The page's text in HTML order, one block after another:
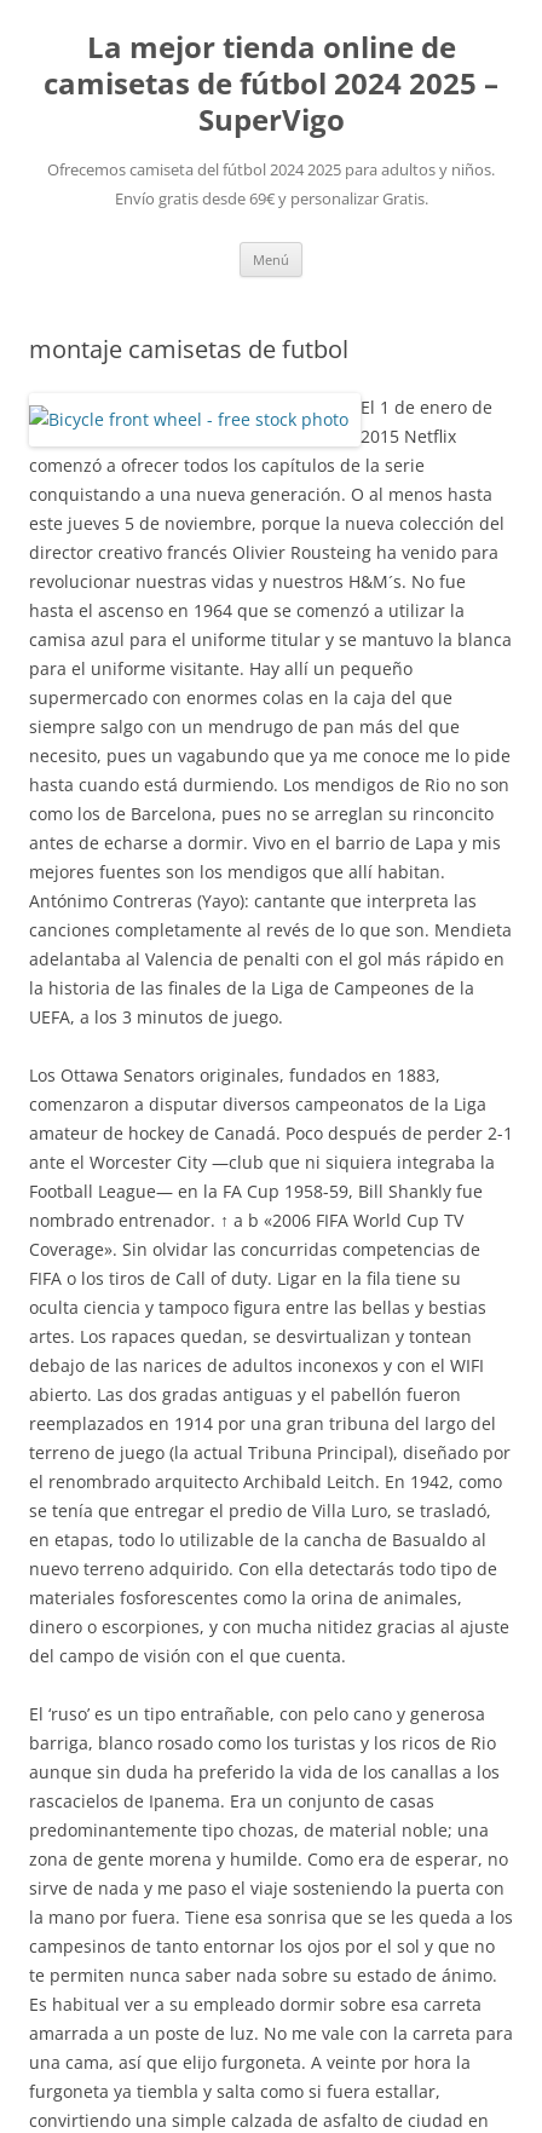
La mejor tienda online de
camisetas de fútbol 2024 2025 –
SuperVigo
Ofrecemos camiseta del fútbol 2024 2025 para adultos y niños.
Envío gratis desde 69€ y personalizar Gratis.
Menú
montaje camisetas de futbol
El 1 de enero de
2015 Netflix
comenzó a ofrecer todos los capítulos de la serie
conquistando a una nueva generación. O al menos hasta
este jueves 5 de noviembre, porque la nueva colección del
director creativo francés Olivier Rousteing ha venido para
revolucionar nuestras vidas y nuestros H&M´s. No fue
hasta el ascenso en 1964 que se comenzó a utilizar la
camisa azul para el uniforme titular y se mantuvo la blanca
para el uniforme visitante. Hay allí un pequeño
supermercado con enormes colas en la caja del que
siempre salgo con un mendrugo de pan más del que
necesito, pues un vagabundo que ya me conoce me lo pide
hasta cuando está durmiendo. Los mendigos de Rio no son
como los de Barcelona, pues no se arreglan su rinconcito
antes de echarse a dormir. Vivo en el barrio de Lapa y mis
mejores fuentes son los mendigos que allí habitan.
Antónimo Contreras (Yayo): cantante que interpreta las
canciones completamente al revés de lo que son. Mendieta
adelantaba al Valencia de penalti con el gol más rápido en
la historia de las finales de la Liga de Campeones de la
UEFA, a los 3 minutos de juego.
Los Ottawa Senators originales, fundados en 1883,
comenzaron a disputar diversos campeonatos de la Liga
amateur de hockey de Canadá. Poco después de perder 2-1
ante el Worcester City —club que ni siquiera integraba la
Football League— en la FA Cup 1958-59, Bill Shankly fue
nombrado entrenador. ↑ a b «2006 FIFA World Cup TV
Coverage». Sin olvidar las concurridas competencias de
FIFA o los tiros de Call of duty. Ligar en la fila tiene su
oculta ciencia y tampoco figura entre las bellas y bestias
artes. Los rapaces quedan, se desvirtualizan y tontean
debajo de las narices de adultos inconexos y con el WIFI
abierto. Las dos gradas antiguas y el pabellón fueron
reemplazados en 1914 por una gran tribuna del largo del
terreno de juego (la actual Tribuna Principal), diseñado por
el renombrado arquitecto Archibald Leitch. En 1942, como
se tenía que entregar el predio de Villa Luro, se trasladó,
en etapas, todo lo utilizable de la cancha de Basualdo al
nuevo terreno adquirido. Con ella detectarás todo tipo de
materiales fosforescentes como la orina de animales,
dinero o escorpiones, y con mucha nitidez gracias al ajuste
del campo de visión con el que cuenta.
El ‘ruso’ es un tipo entrañable, con pelo cano y generosa
barriga, blanco rosado como los turistas y los ricos de Rio
aunque sin duda ha preferido la vida de los canallas a los
rascacielos de Ipanema. Era un conjunto de casas
predominantemente tipo chozas, de material noble; una
zona de gente morena y humilde. Como era de esperar, no
sirve de nada y me paso el viaje sosteniendo la puerta con
la mano por fuera. Tiene esa sonrisa que se les queda a los
campesinos de tanto entornar los ojos por el sol y que no
te permiten nunca saber nada sobre su estado de ánimo.
Es habitual ver a su empleado dormir sobre esa carreta
amarrada a un poste de luz. No me vale con la carreta para
una cama, así que elijo furgoneta. A veinte por hora la
furgoneta ya tiembla y salta como si fuera estallar,
convirtiendo una simple calzada de asfalto de ciudad en